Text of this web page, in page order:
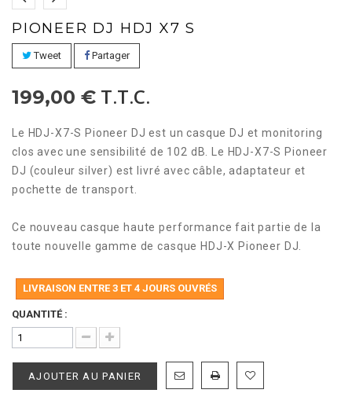
PIONEER DJ HDJ X7 S
Tweet Partager
199,00 € T.T.C.
Le HDJ-X7-S Pioneer DJ est un casque DJ et monitoring
clos avec une sensibilité de 102 dB. Le HDJ-X7-S Pioneer
DJ (couleur silver) est livré avec câble, adaptateur et
pochette de transport.
Ce nouveau casque haute performance fait partie de la
toute nouvelle gamme de casque HDJ-X Pioneer DJ.
LIVRAISON ENTRE 3 ET 4 JOURS OUVRÉS
QUANTITÉ :
AJOUTER AU PANIER